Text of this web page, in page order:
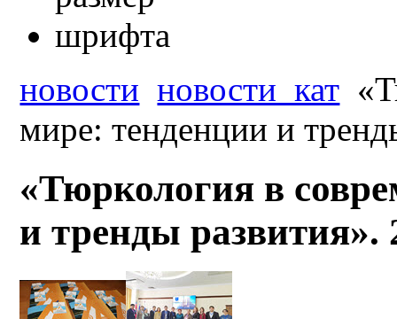
новости новости_кат
мире: тенденции и
«Тюркология в
и тренды развития».